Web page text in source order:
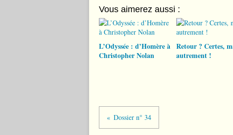
Vous aimerez aussi :
L’Odyssée : d’Homère à
Christopher Nolan
Retour ? Certes,
autrement !
Dossier n° 34